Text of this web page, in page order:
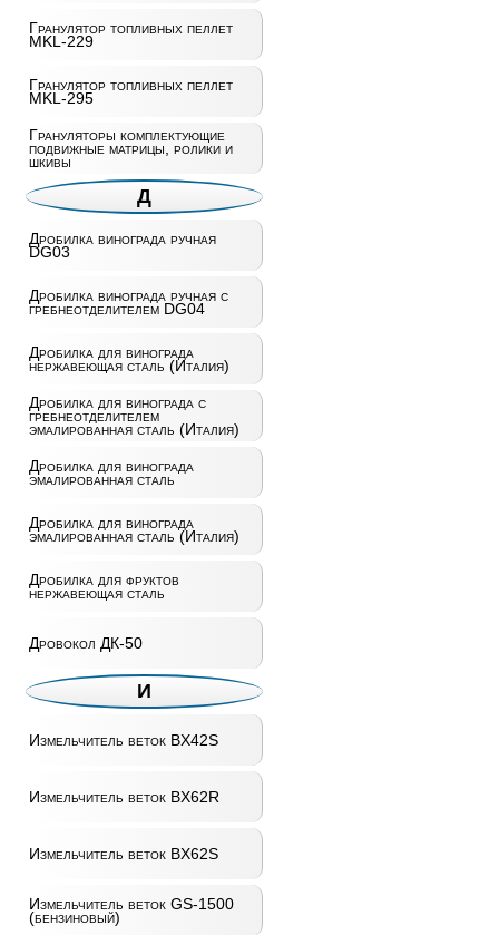
Гранулятор топливных пеллет
MKL-229
Гранулятор топливных пеллет
MKL-295
Грануляторы комплектующие
подвижные матрицы, ролики и
шкивы
Д
Дробилка винограда ручная
DG03
Дробилка винограда ручная с
гребнеотделителем DG04
Дробилка для винограда
нержавеющая сталь (Италия)
Дробилка для винограда с
гребнеотделителем
эмалированная сталь (Италия)
Дробилка для винограда
эмалированная сталь
Дробилка для винограда
эмалированная сталь (Италия)
Дробилка для фруктов
нержавеющая сталь
Дровокол ДК-50
И
Измельчитель веток BX42S
Измельчитель веток BX62R
Измельчитель веток BX62S
Измельчитель веток GS-1500
(бензиновый)